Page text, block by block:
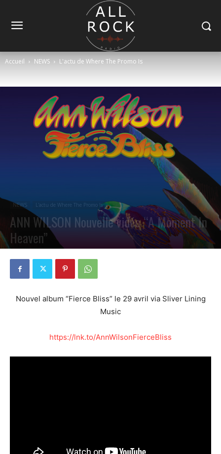
Accueil NEWS L'actu de Where The Promo Is
NEWS L'actu de Where The Promo Is
ANN WILSON Nouvelle vidéo “A Moment In
Heaven”
Nouvel album “Fierce Bliss” le 29 avril via Sliver Lining
Music
https://lnk.to/AnnWilsonFierceBliss